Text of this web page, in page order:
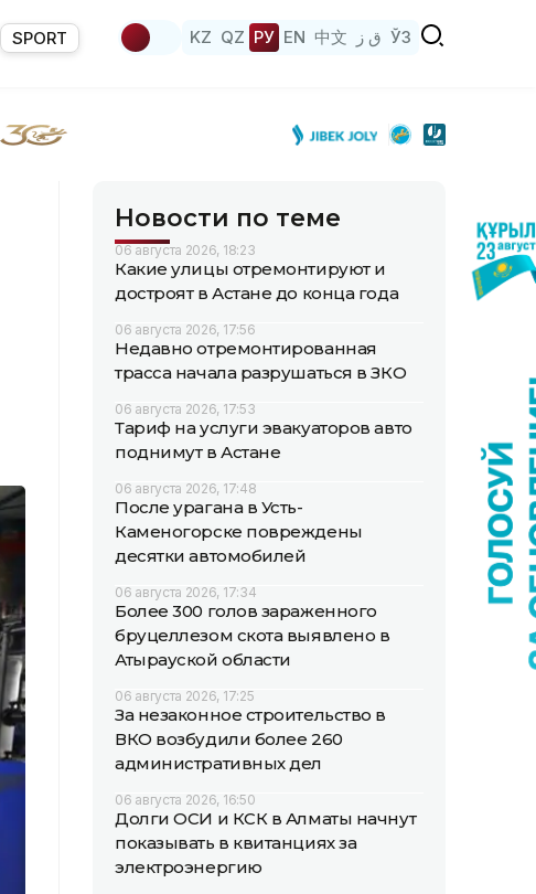
SPORT KZ QZ РУ EN 中文 ق ز ЎЗ
Новости по теме
06 августа 2026, 18:23
Какие улицы отремонтируют и
достроят в Астане до конца года
06 августа 2026, 17:56
Недавно отремонтированная
трасса начала разрушаться в ЗКО
06 августа 2026, 17:53
Тариф на услуги эвакуаторов авто
поднимут в Астане
06 августа 2026, 17:48
После урагана в Усть-
Каменогорске повреждены
десятки автомобилей
06 августа 2026, 17:34
Более 300 голов зараженного
бруцеллезом скота выявлено в
Атырауской области
06 августа 2026, 17:25
За незаконное строительство в
ВКО возбудили более 260
административных дел
06 августа 2026, 16:50
Долги ОСИ и КСК в Алматы начнут
показывать в квитанциях за
электроэнергию